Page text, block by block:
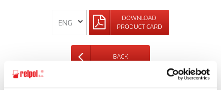
DOWNLOAD
PRODUCT CARD
BACK